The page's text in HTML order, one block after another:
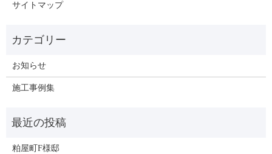
サイトマップ
お知らせ
施工事例集
粕屋町F様邸